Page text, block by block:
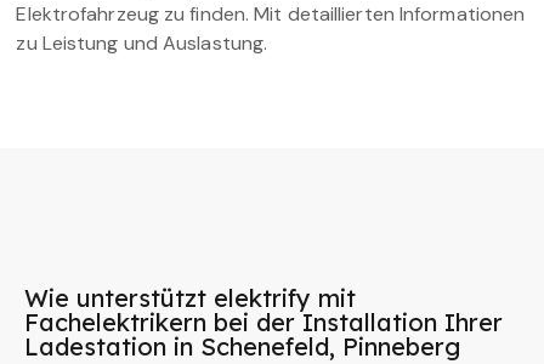
Elektrofahrzeug zu finden. Mit detaillierten Informationen
zu Leistung und Auslastung.
Wie unterstützt elektrify mit
Fachelektrikern bei der Installation Ihrer
Ladestation in Schenefeld, Pinneberg